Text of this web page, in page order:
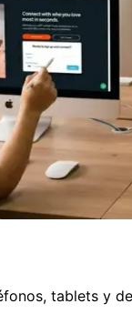
tablets y